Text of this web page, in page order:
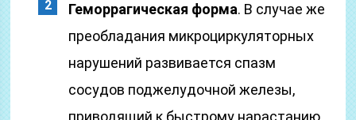
Геморрагическая форма. В случае же
преобладания микроциркуляторных
нарушений развивается спазм
сосудов поджелудочной железы,
приводящий к быстрому нарастанию